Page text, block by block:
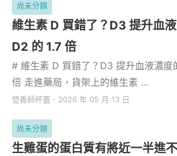
尚未分類
維生素 D 買錯了？D3 提升血
D2 的 1.7 倍
# 維生素 D 買錯了？D3 提升血液濃度
倍 走進藥局，貨架上的維生素 ...
營養師杯蓋 ． 2026 年 05 月 13 日
尚未分類
生雞蛋的蛋白質有將近一半進